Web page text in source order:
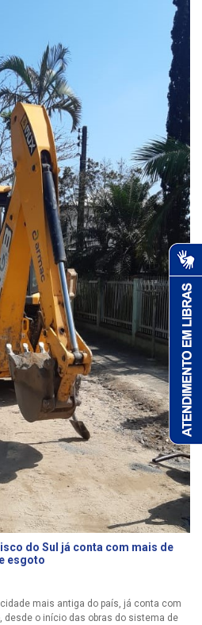
do Sul já conta com mais de
esgoto
mais antiga do país, já conta com
desde o início das obras do sistema de